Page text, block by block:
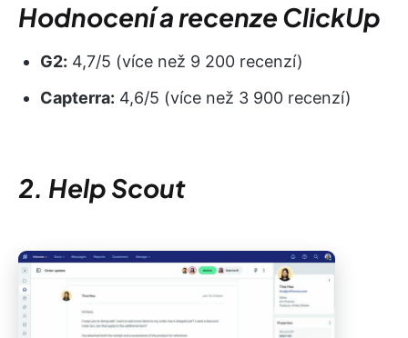
Hodnocení a recenze ClickUp
G2: 4,7/5 (více než 9 200 recenzí)
Capterra: 4,6/5 (více než 3 900 recenzí)
2. Help Scout